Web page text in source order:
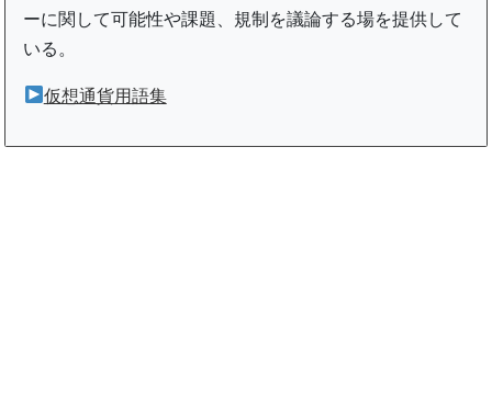
ーに関して可能性や課題、規制を議論する場を提供して
いる。
仮想通貨用語集